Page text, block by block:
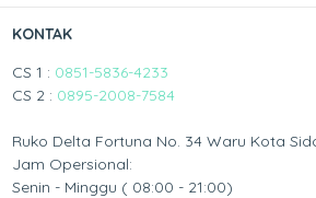
KONTAK
CS 1 : 0851-5836-4233
CS 2 : 0895-2008-7584
Ruko Delta Fortuna No. 34 Waru Kota
Jam Opersional:
Senin - Minggu ( 08:00 - 21:00)